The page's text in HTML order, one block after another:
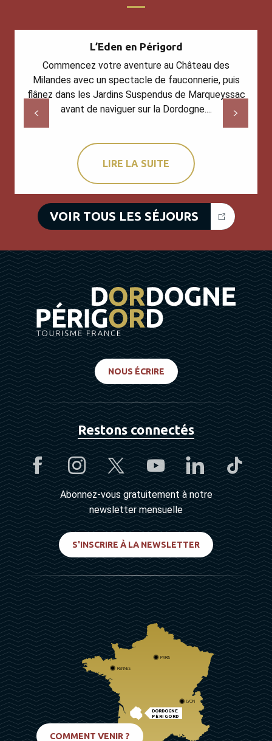
L’Eden en Périgord
Commencez votre aventure au Château des
Milandes avec un spectacle de fauconnerie, puis
flânez dans les Jardins Suspendus de Marqueyssac
avant de naviguer sur la Dordogne....
LIRE LA SUITE
VOIR TOUS LES SÉJOURS
NOUS ÉCRIRE
Restons connectés
Abonnez-vous gratuitement à notre
newsletter mensuelle
S'INSCRIRE À LA NEWSLETTER
DORDOGNE
PÉRIGORD
PARIS
RENNES
LYON
COMMENT VENIR ?